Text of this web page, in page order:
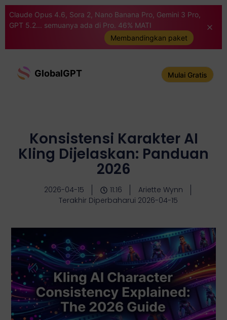
Claude Opus 4.6, Sora 2, Nano Banana Pro, Gemini 3 Pro,
GPT 5.2... semuanya ada di Pro. 46% MATI
Membandingkan paket
GlobalGPT Mulai Gratis
Konsistensi Karakter AI
Kling Dijelaskan: Panduan
2026
2026-04-15 11:16
Ariette Wynn
Terakhir Diperbaharui 2026-04-15